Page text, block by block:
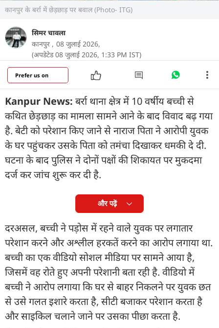
कानपुर के बर्रा में छेड़छाड़ पर बवाल (Photo- ITG)
सिमर चावला
कानपुर , 08 जुलाई 2026,
(अपडेटेड 08 जुलाई 2026, 1:33 PM IST)
Prefer us on
Kanpur News: बर्रा थाना क्षेत्र में 10 वर्षीय बच्ची से
कथित छेड़छाड़ का मामला सामने आने के बाद विवाद बढ़ गया
है. बेटी को परेशान किए जाने से नाराज पिता ने आरोपी युवक
के घर पहुंचकर उसके पिता को तमंचा दिखाकर धमकी दे दी.
घटना के बाद पुलिस ने दोनों पक्षों की शिकायत पर मुकदमा
दर्ज कर जांच शुरू कर दी है.
और पढ़ें
दरअसल, बच्ची ने पड़ोस में रहने वाले युवक पर लगातार
परेशान करने और अश्लील हरकतें करने का आरोप लगाया था.
बच्ची का एक वीडियो सोशल मीडिया पर सामने आया है,
जिसमें वह रोते हुए अपनी परेशानी बता रही है. वीडियो में
बच्ची ने आरोप लगाया कि घर से बाहर निकलने पर युवक छत
से उसे गलत इशारे करता है, सीटी बजाकर परेशान करता है
और साइकिल चलाने जाने पर उसका पीछा करता है.